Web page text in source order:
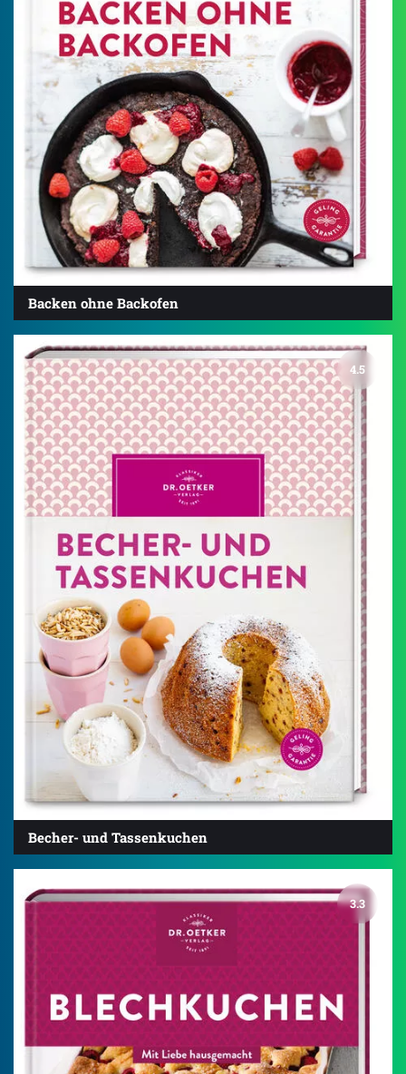
Backen ohne Backofen
4.5
Becher- und Tassenkuchen
3.3